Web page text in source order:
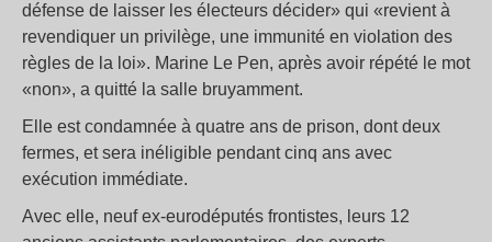
défense de laisser les électeurs décider» qui «revient à
revendiquer un privilège, une immunité en violation des
règles de la loi». Marine Le Pen, après avoir répété le mot
«non», a quitté la salle bruyamment.
Elle est condamnée à quatre ans de prison, dont deux
fermes, et sera inéligible pendant cinq ans avec
exécution immédiate.
Avec elle, neuf ex-eurodéputés frontistes, leurs 12